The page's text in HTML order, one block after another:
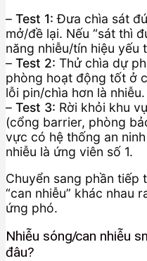
– Test 1: Đưa chìa sát
mở/đề lại. Nếu “sát thì
năng nhiễu/tín hiệu yếu
– Test 2: Thử chìa dự
phòng hoạt động tốt ở
lỗi pin/chìa hơn là nhiễu.
– Test 3: Rời khỏi khu
(cổng barrier, phòng
vực có hệ thống an
nhiễu là ứng viên số 1.
Chuyển sang phần tiếp
“can nhiễu” khác nhau
ứng phó.
Nhiễu sóng/can nhiễu
đâu?